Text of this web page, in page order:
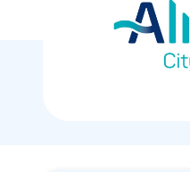
Juillet 23, 2024